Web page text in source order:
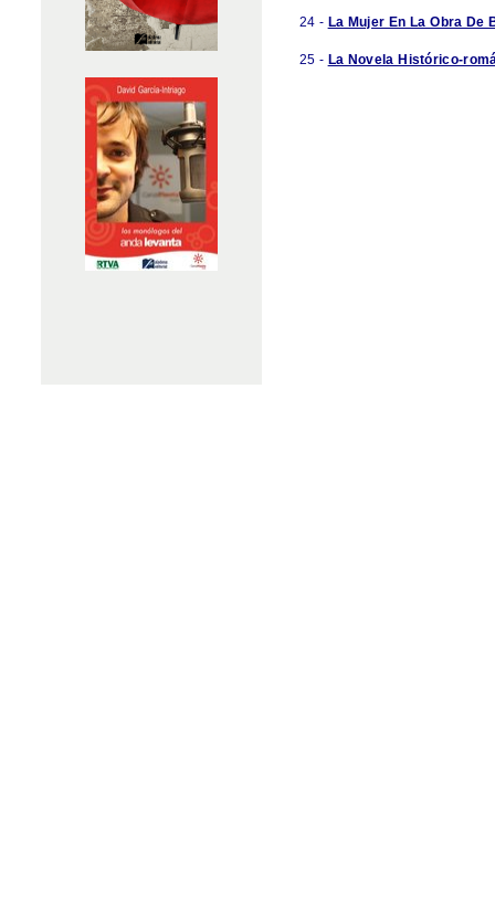
24 - La Mujer En La Obra De
25 - La Novela Histórico-